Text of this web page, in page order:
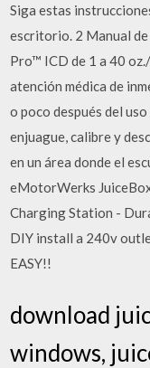
Siga estas
escritorio. 2 Manual
Pro™ ICD de 1 a 40
atención médica de
o poco después del
enjuague, calibre y
en un área donde el
eMotorWerks
Charging Station -
DIY install a 240v
EASY!!
download
windows,